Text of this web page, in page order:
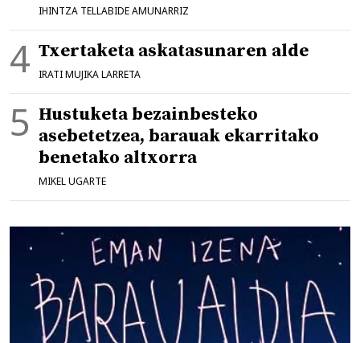
IHINTZA TELLABIDE AMUNARRIZ
Txertaketa askatasunaren alde
IRATI MUJIKA LARRETA
Hustuketa bezainbesteko
asebetetzea, barauak ekarritako
benetako altxorra
MIKEL UGARTE